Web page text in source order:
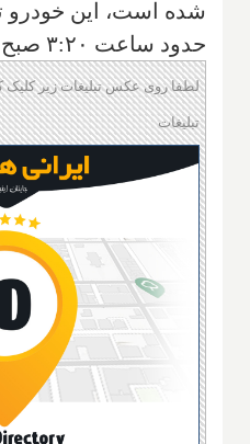
شده است، این خودرو
حدود ساعت ۳:۲۰ صبح پیدا شده است.
لطفا روی عکس تبلیغات زیر کلیک
تبلیغات